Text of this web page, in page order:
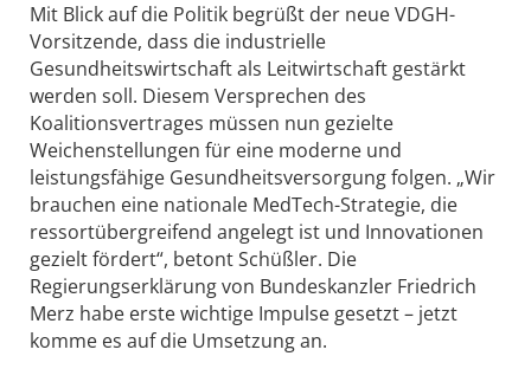
Mit Blick auf die Politik begrüßt der neue VDGH-
Vorsitzende, dass die industrielle
Gesundheitswirtschaft als Leitwirtschaft gestärkt
werden soll. Diesem Versprechen des
Koalitionsvertrages müssen nun gezielte
Weichenstellungen für eine moderne und
leistungsfähige Gesundheitsversorgung folgen. „Wir
brauchen eine nationale MedTech-Strategie, die
ressortübergreifend angelegt ist und Innovationen
gezielt fördert“, betont Schüßler. Die
Regierungserklärung von Bundeskanzler Friedrich
Merz habe erste wichtige Impulse gesetzt – jetzt
komme es auf die Umsetzung an.